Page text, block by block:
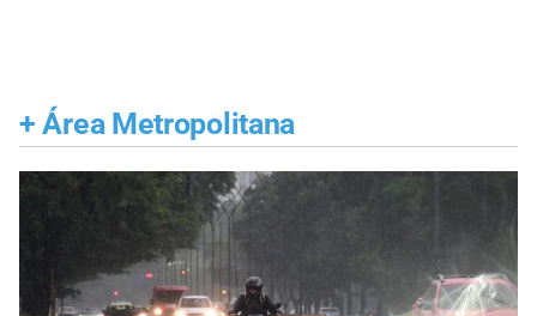
+ Área Metropolitana